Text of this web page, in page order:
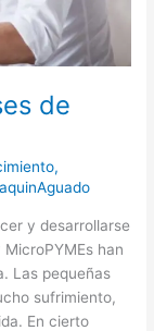
de
,
y desarrollarse
han
Las pequeñas
sufrimiento,
En cierto